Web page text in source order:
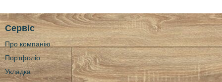
d
=
C
P
6
g
g
P
D
Сервіс
Про компанію
Портфоліо
Укладка